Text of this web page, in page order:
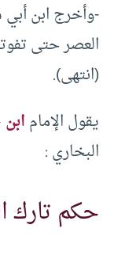
-وأخرج ابن
العصر حتى
(انتهى).
يقول الإمام
البخاري :
حكم تارك